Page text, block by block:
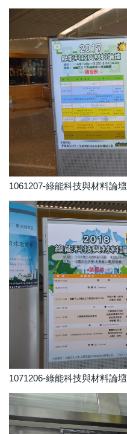
1061207-綠能科技與材料論壇
1071206-綠能科技與材料論壇